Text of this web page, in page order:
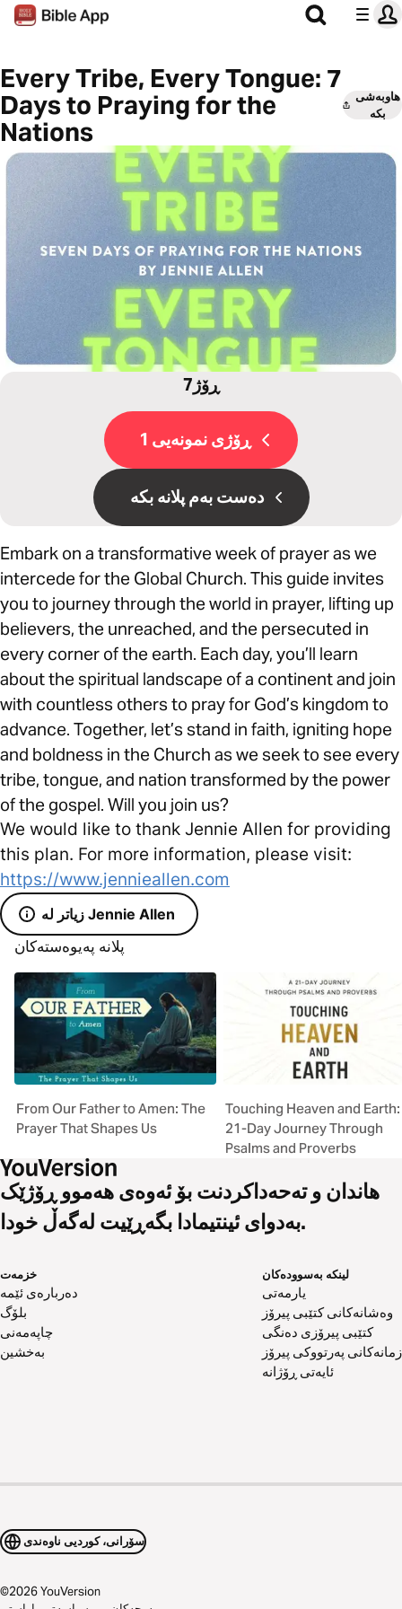
Every Tribe, Every Tongue: 7
Days to Praying for the
Nations
هاوبەشی
بکە
7ڕۆژ
ڕۆژی نمونەیی 1
دەست بەم پلانە بکە
Embark on a transformative week of prayer as we
intercede for the Global Church. This guide invites
you to journey through the world in prayer, lifting up
believers, the unreached, and the persecuted in
every corner of the earth. Each day, you’ll learn
about the spiritual landscape of a continent and join
with countless others to pray for God’s kingdom to
advance. Together, let’s stand in faith, igniting hope
and boldness in the Church as we seek to see every
tribe, tongue, and nation transformed by the power
of the gospel. Will you join us?
We would like to thank Jennie Allen for providing
this plan. For more information, please visit:
https://www.jennieallen.com
زیاتر لە Jennie Allen
پلانە پەیوەستەکان
From Our Father to Amen: The
Prayer That Shapes Us
Touching Heaven and Earth:
21-Day Journey Through
Psalms and Proverbs
هاندان و تەحەداکردنت بۆ ئەوەی هەموو ڕۆژێک
بەدوای ئینتیمادا بگەڕێیت لەگەڵ خودا.
خزمەت
دەربارەی ئێمە
بلۆگ
چاپەمەنی
بەخشین
لینکە بەسوودەکان
یارمەتی
وەشانەکانی کتێبی پیرۆز
کتێبی پیرۆزی دەنگی
زمانەکانی پەرتووکی پیرۆز
ئایەتی ڕۆژانە
سۆرانی، کوردیی ناوەندی
©2026YouVersion